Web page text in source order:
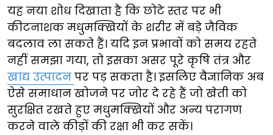
यह नया शोध दिखाता है कि छोटे स्तर पर भी
कीटनाशक मधुमक्खियों के शरीर में बड़े जैविक
बदलाव ला सकते हैं। यदि इन प्रभावों को समय रहते
नहीं समझा गया, तो इसका असर पूरे कृषि तंत्र और
खाद्य उत्पादन पर पड़ सकता है। इसलिए वैज्ञानिक अब
ऐसे समाधान खोजने पर जोर दे रहे हैं जो खेती को
सुरक्षित रखते हुए मधुमक्खियों और अन्य परागण
करने वाले कीड़ों की रक्षा भी कर सकें।